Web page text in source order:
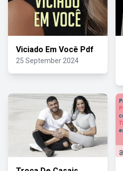
Viciado Em Você Pdf
25 September 2024